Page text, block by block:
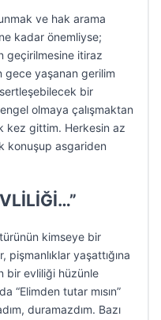
ve hak arama
kadar önemliyse;
geçirilmesine itiraz
gece yaşanan gerilim
sertleşebilecek bir
olmaya çalışmaktan
kez gittim. Herkesin az
konuşup asgariden
kimseye bir
pişmanlıklar yaşattığına
bir evliliği hüzünle
“Elimden tutar mısın”
duramazdım. Bazı